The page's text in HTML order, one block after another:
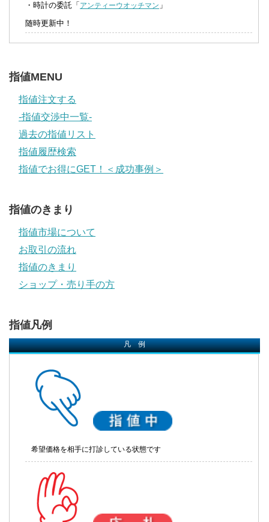
・時計の委託「 アンティーウオッチマン 」
随時更新中！
指値MENU
指値注文する
-指値交渉中一覧-
過去の指値リスト
指値履歴検索
指値でお得にGET！＜成功事例＞
指値のきまり
指値市場について
お取引の流れ
指値のきまり
ショップ・売り手の方
指値凡例
凡 例
希望価格を相手に打診している状態です